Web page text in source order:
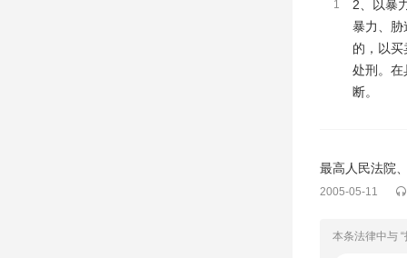
1
2、以暴
暴力、胁
的，以
处刑。在
断。
最高人民法院
2005-05-11
本条法律中与